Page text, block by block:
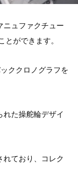
ニュファクチュー
とができます。
ククロノグラフを
れた操舵輪デザイ
れており、コレク